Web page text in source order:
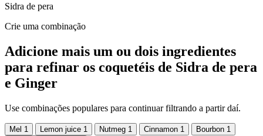
Sidra de pera
Crie uma combinação
Adicione mais um ou dois ingredientes
para refinar os coquetéis de Sidra de pera
e Ginger
Use combinações populares para continuar filtrando a partir daí.
Mel 1 Lemon juice 1 Nutmeg 1 Cinnamon 1 Bourbon 1